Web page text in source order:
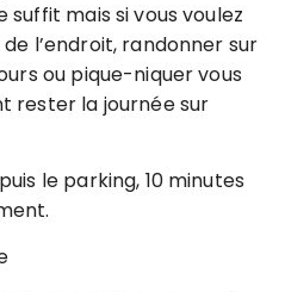
suffit mais si vous voulez
l’endroit, randonner sur
ou pique-niquer vous
rester la journée sur
le parking, 10 minutes